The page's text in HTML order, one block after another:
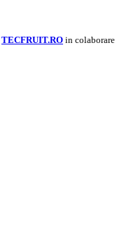
TECFRUIT.RO in colaborare